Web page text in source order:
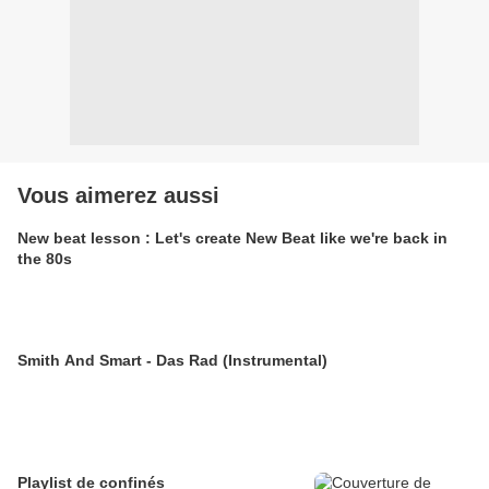
Vous aimerez aussi
New beat lesson : Let's create New Beat like we're back in
the 80s
Smith And Smart - Das Rad (Instrumental)
Playlist de confinés